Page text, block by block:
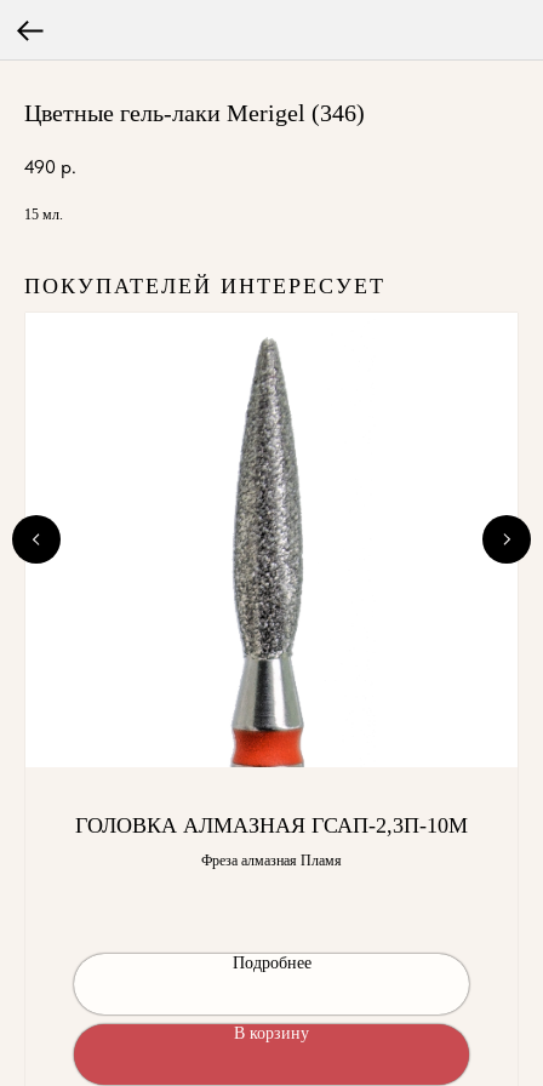
Цветные гель-лаки Merigel (346)
490 р.
15 мл.
ПОКУПАТЕЛЕЙ ИНТЕРЕСУЕТ
ГОЛОВКА АЛМАЗНАЯ ГСАП-2,3П-10М
Фреза алмазная Пламя
Подробнее
В корзину